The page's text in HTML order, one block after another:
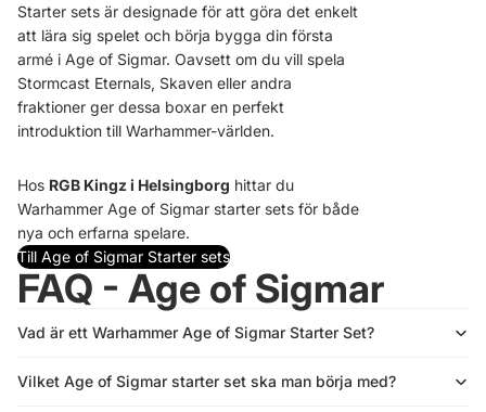
Starter sets är designade för att göra det enkelt
att lära sig spelet och börja bygga din första
armé i Age of Sigmar. Oavsett om du vill spela
Stormcast Eternals, Skaven eller andra
fraktioner ger dessa boxar en perfekt
introduktion till Warhammer-världen.
Hos RGB Kingz i Helsingborg hittar du
Warhammer Age of Sigmar starter sets för både
nya och erfarna spelare.
Till Age of Sigmar Starter sets
FAQ - Age of Sigmar
Vad är ett Warhammer Age of Sigmar Starter Set?
Vilket Age of Sigmar starter set ska man börja med?
Refusionspolitik
Servicevilkår